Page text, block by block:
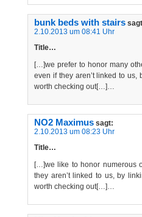
bunk beds with stairs
2.10.2013 um 08:41 Uhr
Title…
[…]we prefer to honor many
even if they aren’t linked to
worth checking out[…]…
NO2 Maximus sagt:
2.10.2013 um 08:23 Uhr
Title…
[…]we like to honor numerous
they aren’t linked to us, by
worth checking out[…]…